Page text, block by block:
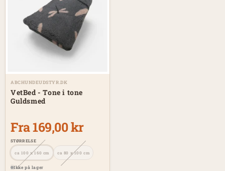
ABCHUNDEUDSTYR.DK
VetBed - Tone i tone
Guldsmed
Fra 169,00 kr
STØRRELSE
ca 100 x 160 cm ca 80 x 100 cm
Ikke på lager